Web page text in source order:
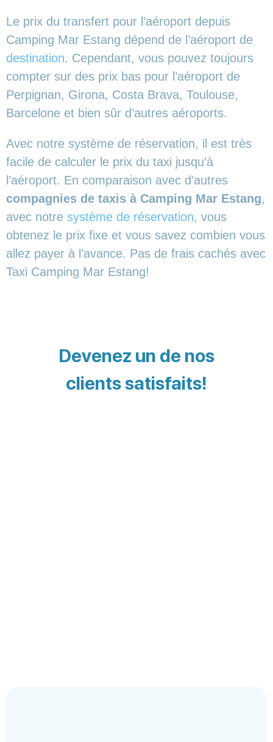
Le prix du transfert pour l’aéroport depuis
Camping Mar Estang dépend de l’aéroport de
destination. Cependant, vous pouvez toujours
compter sur des prix bas pour l’aéroport de
Perpignan, Girona, Costa Brava, Toulouse,
Barcelone et bien sûr d’autres aéroports.
Avec notre système de réservation, il est très
facile de calculer le prix du taxi jusqu’à
l’aéroport. En comparaison avec d’autres
compagnies de taxis à Camping Mar Estang,
avec notre système de réservation, vous
obtenez le prix fixe et vous savez combien vous
allez payer à l’avance. Pas de frais cachés avec
Taxi Camping Mar Estang!
Devenez un de nos
clients satisfaits!